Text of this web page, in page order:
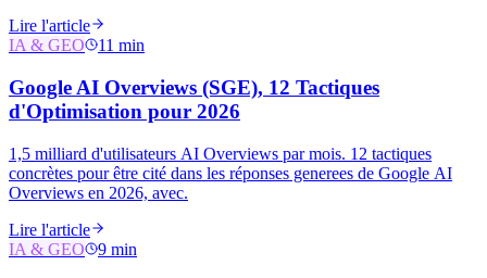
Lire l'article
IA & GEO
11 min
Google AI Overviews (SGE), 12 Tactiques
d'Optimisation pour 2026
1,5 milliard d'utilisateurs AI Overviews par mois. 12 tactiques
concrètes pour être cité dans les réponses generees de Google AI
Overviews en 2026, avec.
Lire l'article
IA & GEO
9 min